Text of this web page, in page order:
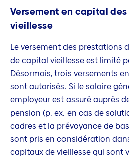
Versement en capital
vieillesse
Le versement des prestations
de capital vieillesse est limité
Désormais, trois versements
sont autorisés. Si le salaire
employeur est assuré auprès
pension (p. ex. en cas de
cadres et la prévoyance de
sont pris en considération
capitaux de vieillesse qui sont